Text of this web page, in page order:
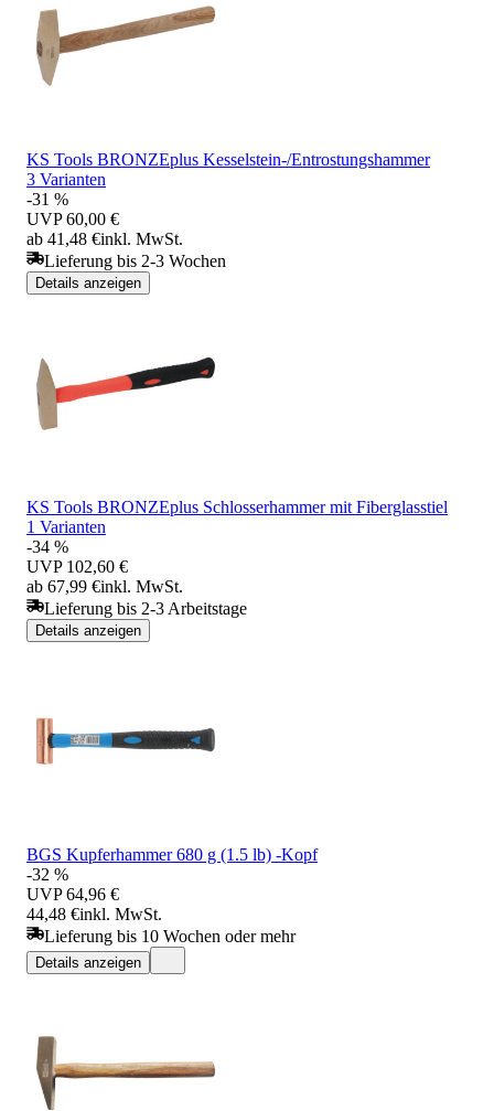
KS Tools BRONZEplus Kesselstein-/Entrostungshammer
3 Varianten
-31 %
UVP 60,00 €
ab 41,48 €inkl. MwSt.
Lieferung bis 2-3 Wochen
Details anzeigen
KS Tools BRONZEplus Schlosserhammer mit Fiberglasstiel
1 Varianten
-34 %
UVP 102,60 €
ab 67,99 €inkl. MwSt.
Lieferung bis 2-3 Arbeitstage
Details anzeigen
BGS Kupferhammer 680 g (1.5 lb) -Kopf
-32 %
UVP 64,96 €
44,48 €inkl. MwSt.
Lieferung bis 10 Wochen oder mehr
Details anzeigen